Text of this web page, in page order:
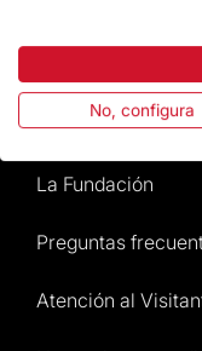
Destacados
La Fundación
Preguntas
Atención al
No, configura